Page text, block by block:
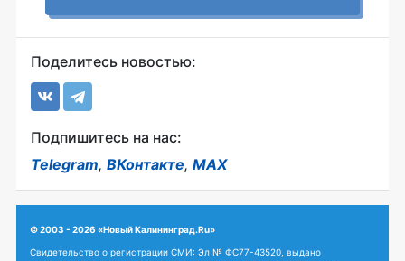
Поделитесь новостью:
Подпишитесь на нас:
Telegram, ВКонтакте, MAX
© 2003 - 2026 «Новый Калининград.Ru»
Свидетельство о регистрации СМИ: Эл № ФС77-43520, выдано